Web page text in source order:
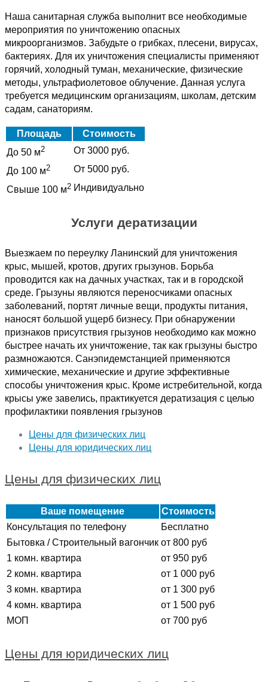
Наша санитарная служба выполнит все необходимые
мероприятия по уничтожению опасных
микроорганизмов. Забудьте о грибках, плесени, вирусах,
бактериях. Для их уничтожения специалисты применяют
горячий, холодный туман, механические, физические
методы, ультрафиолетовое облучение. Данная услуга
требуется медицинским организациям, школам, детским
садам, санаториям.
Площадь
Стоимость
До 50 м2 От 3000 руб.
До 100 м2 От 5000 руб.
Свыше 100 м2 Индивидуально
Услуги дератизации
Выезжаем по переулку Ланинский для уничтожения
крыс, мышей, кротов, других грызунов. Борьба
проводится как на дачных участках, так и в городской
среде. Грызуны являются переносчиками опасных
заболеваний, портят личные вещи, продукты питания,
наносят большой ущерб бизнесу. При обнаружении
признаков присутствия грызунов необходимо как можно
быстрее начать их уничтожение, так как грызуны быстро
размножаются. Санэпидемстанцией применяются
химические, механические и другие эффективные
способы уничтожения крыс. Кроме истребительной, когда
крысы уже завелись, практикуется дератизация с целью
профилактики появления грызунов
Цены для физических лиц
Цены для юридических лиц
Цены для физических лиц
Ваше помещение
Стоимость
Консультация по телефону
Бесплатно
Бытовка / Строительный вагончик от 800 руб
1 комн. квартира
от 950 руб
2 комн. квартира
от 1 000 руб
3 комн. квартира
от 1 300 руб
4 комн. квартира
от 1 500 руб
МОП
от 700 руб
Цены для юридических лиц